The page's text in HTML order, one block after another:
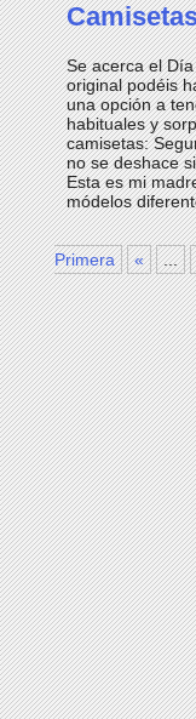
Se acerca el
original podéis
una opción a
habituales y
camisetas:
no se deshace
Esta es mi
módelos
Primera
« ...